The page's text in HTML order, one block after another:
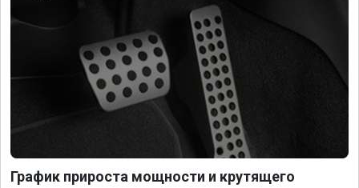
График прироста мощности и крутящего